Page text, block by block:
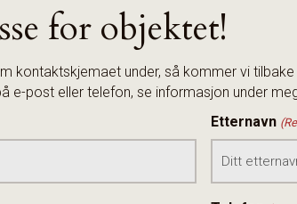
for objektet!
kontaktskjemaet under, så kommer vi
e-post eller telefon, se informasjon under
Etternavn